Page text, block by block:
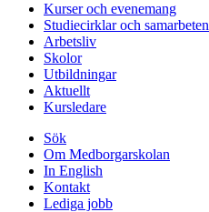
Kurser och evenemang
Studiecirklar och samarbeten
Arbetsliv
Skolor
Utbildningar
Aktuellt
Kursledare
Sök
Om Medborgarskolan
In English
Kontakt
Lediga jobb